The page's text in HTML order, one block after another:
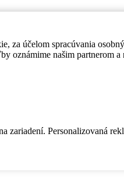
za účelom spracúvania
oznámime našim partnerom
Personalizovaná